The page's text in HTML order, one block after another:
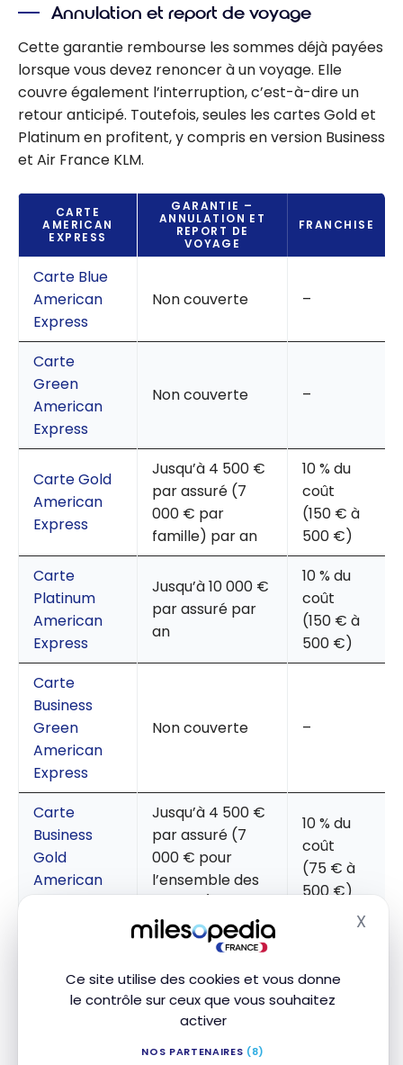
Ce site utilise des cookies et vous donne
le contrôle sur ceux que vous souhaitez
activer
NOS PARTENAIRES (8)
X
Annulation et report de voyage
Cette garantie rembourse les sommes déjà payées
lorsque vous devez renoncer à un voyage. Elle
couvre également l’interruption, c’est-à-dire un
retour anticipé. Toutefois, seules les cartes Gold et
Platinum en profitent, y compris en version Business
et Air France KLM.
CARTE
AMERICAN
EXPRESS
GARANTIE –
ANNULATION ET
REPORT DE
VOYAGE
FRANCHISE
Carte Blue
American
Express
Non couverte –
Carte
Green
American
Express
Non couverte –
Carte Gold
American
Express
Jusqu’à 4 500 €
par assuré (7
000 € par
famille) par an
10 % du
coût
(150 € à
500 €)
Carte
Platinum
American
Express
Jusqu’à 10 000 €
par assuré par
an
10 % du
coût
(150 € à
500 €)
Carte
Business
Green
American
Express
Non couverte –
Carte
Business
Gold
American
Jusqu’à 4 500 €
par assuré (7
000 € pour
l’ensemble des
10 % du
coût
(75 € à
500 €)
Platinum
American
par assuré par
an
coût
(75 € à